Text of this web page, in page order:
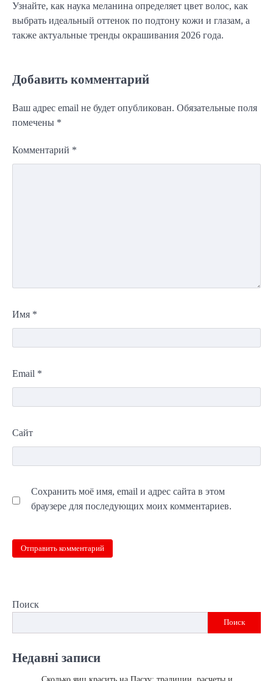
Узнайте, как наука меланина определяет цвет волос, как
выбрать идеальный оттенок по подтону кожи и глазам, а
также актуальные тренды окрашивания 2026 года.
Добавить комментарий
Ваш адрес email не будет опубликован. Обязательные поля
помечены *
Комментарий *
Имя *
Email *
Сайт
Сохранить моё имя, email и адрес сайта в этом
браузере для последующих моих комментариев.
Поиск
Поиск
Недавні записи